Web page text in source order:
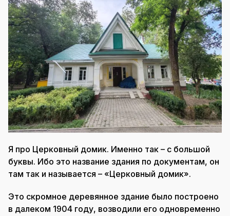
Я про Церковный домик. Именно так – с большой
буквы. Ибо это название здания по документам, он
там так и называется – «Церковный домик».
Это скромное деревянное здание было построено
в далеком 1904 году, возводили его одновременно